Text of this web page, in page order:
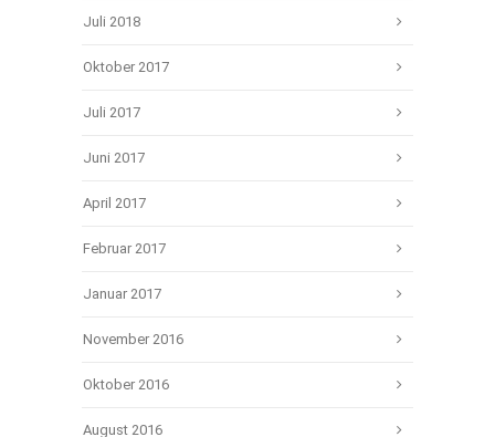
Juli 2018
Oktober 2017
Juli 2017
Juni 2017
April 2017
Februar 2017
Januar 2017
November 2016
Oktober 2016
August 2016